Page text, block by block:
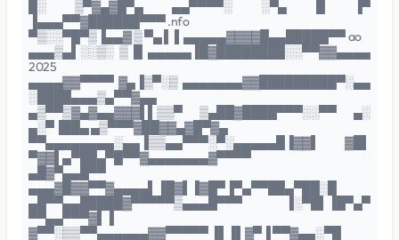
█░ ▒▀▓▄▓█▀▄ ▄▄▀▀▀▀░ ░▀▄ █ ▐▀
▐▄▄▄▀▀▓██████▀▀▀ .nfo
▀▒░░▀█▀▒▐▄▄▓ ▒ ▀▄ ▌ ▌▄▄▄▄▄▓▓▓▓█▄▄█████▀▀ ao
▄▄▄▒▄▌░░▒░ ▒ █ ▄▄▄▄▄▐█▓████████░░▀▀▓▓▄▄▄▄
2025
▄▄▄▄▓▓▀▀▀▀ ▓▄▐▒▀░▒ ▄▄▄▄▄▄▄▓▓█████████▀░▄▄
░████▄▄▄▒▄▀▀▓▄▄
▄▒▀▀▒▓▄▓▄▄▓▓▓▌▌▒▒▀ ▒▄██▓████▀▀▀░░▀▀ ▄░
▄░▀▐██▄ ▄▒▀▀▀▓██▓▓▄▓█▀▓▄
▀▀▄▄▄▄▄▄▄▄░▄▄▐▒▒▄▄▀▀▀░▀░▄▄▄▄▄█▐▓▓▌ ▓█▌
▀▓▓▌▄▀██▄▀█▀▀▓▄▄▄▄▄▄▄▓▀▀▀▀
▄█▓▀▄▄█▀▀
▄▄▄▓█▓▓▀▀▓▄▄▄▄▌▐█▓▌▐▓█▀▐▀▄▀▀██▄▀██░█
▄█▀▀▄▄█████▓▀▀▀▀▀▒▄▄▄█▀▀▀ ▐░▀█▌▐█▀▄▀
▀▀▄▄▀▀▀▓▌▐
▓▀▀░▒▒▀▀▄▄▄▄▄▄▓▓▀▀▀▀▀ ▐▌▐▌▓▀▐ ▀▀▓▄▄░▀█